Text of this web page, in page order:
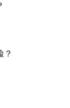
？